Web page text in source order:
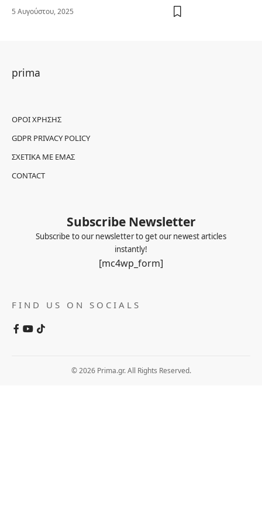
5 Αυγούστου, 2025
prima
ΌΡΟΙ ΧΡΉΣΗΣ
GDPR PRIVACY POLICY
ΣΧΕΤΙΚΆ ΜΕ ΕΜΆΣ
CONTACT
Subscribe Newsletter
Subscribe to our newsletter to get our newest articles
instantly!
[mc4wp_form]
FIND US ON SOCIALS
© 2026 Prima.gr. All Rights Reserved.